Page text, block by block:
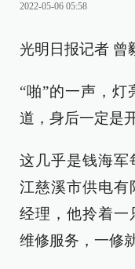
2022-05-06 05:58
光明日报记者 曾
“啪”的一声，
道，身后一定是
这几乎是钱海军
江慈溪市供电有
经理，他拎着一
维修服务，一修